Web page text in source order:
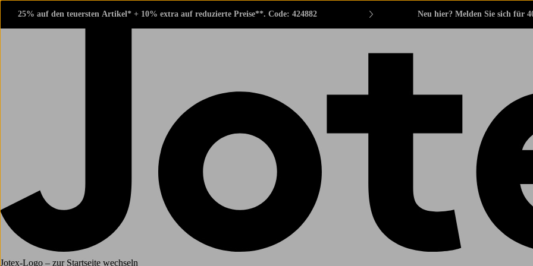
25% auf den teuersten Artikel* + 10% extra auf reduzierte Preise**. Code: 424882 Neu hier? Melden Sie sich für
Jotex-Logo – zur Startseite wechseln